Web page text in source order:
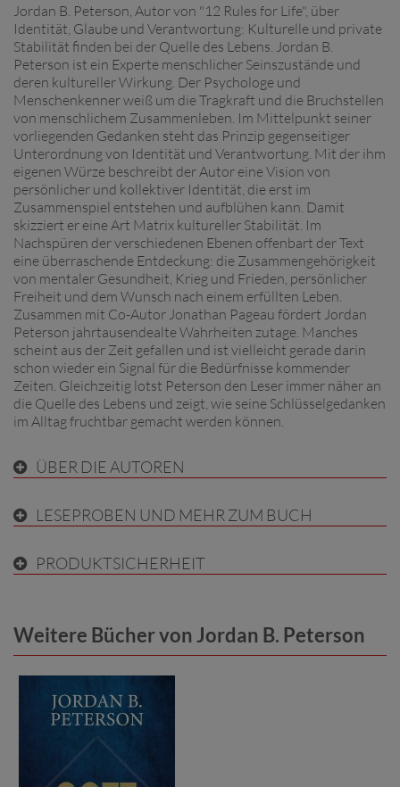
Jordan B. Peterson, Autor von "12 Rules for Life", über
Identität, Glaube und Verantwortung: Kulturelle und private
Stabilität finden bei der Quelle des Lebens. Jordan B.
Peterson ist ein Experte menschlicher Seinszustände und
deren kultureller Wirkung. Der Psychologe und
Menschenkenner weiß um die Tragkraft und die Bruchstellen
von menschlichem Zusammenleben. Im Mittelpunkt seiner
vorliegenden Gedanken steht das Prinzip gegenseitiger
Unterordnung von Identität und Verantwortung. Mit der ihm
eigenen Würze beschreibt der Autor eine Vision von
persönlicher und kollektiver Identität, die erst im
Zusammenspiel entstehen und aufblühen kann. Damit
skizziert er eine Art Matrix kultureller Stabilität. Im
Nachspüren der verschiedenen Ebenen offenbart der Text
eine überraschende Entdeckung: die Zusammengehörigkeit
von mentaler Gesundheit, Krieg und Frieden, persönlicher
Freiheit und dem Wunsch nach einem erfüllten Leben.
Zusammen mit Co-Autor Jonathan Pageau fördert Jordan
Peterson jahrtausendealte Wahrheiten zutage. Manches
scheint aus der Zeit gefallen und ist vielleicht gerade darin
schon wieder ein Signal für die Bedürfnisse kommender
Zeiten. Gleichzeitig lotst Peterson den Leser immer näher an
die Quelle des Lebens und zeigt, wie seine Schlüsselgedanken
im Alltag fruchtbar gemacht werden können.
ÜBER DIE AUTOREN
LESEPROBEN UND MEHR ZUM BUCH
PRODUKTSICHERHEIT
Weitere Bücher von Jordan B. Peterson